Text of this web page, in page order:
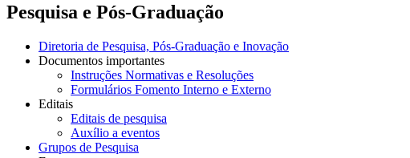
Pesquisa e Pós-Graduação
Diretoria de Pesquisa, Pós-Graduação e Inovação
Documentos importantes
Instruções Normativas e Resoluções
Formulários Fomento Interno e Externo
Editais
Editais de pesquisa
Auxílio a eventos
Grupos de Pesquisa